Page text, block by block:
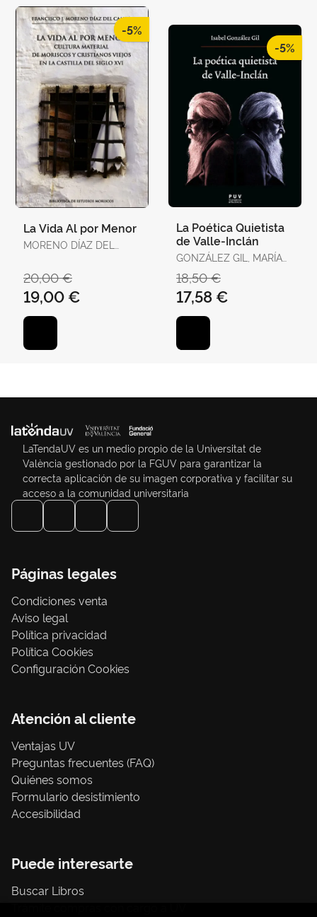
-5%
La Vida Al por Menor
MORENO DÍAZ DEL
20,00 €
19,00 €
-5%
La Poética Quietista
de Valle-Inclán
GONZÁLEZ GIL, MARÍA
18,50 €
17,58 €
LaTendaUV es un medio propio de la Universitat de
València gestionado por la FGUV para garantizar la
correcta aplicación de su imagen corporativa y facilitar su
acceso a la comunidad universitaria
Páginas legales
Condiciones venta
Aviso legal
Política privacidad
Política Cookies
Configuración Cookies
Atención al cliente
Ventajas UV
Preguntas frecuentes (FAQ)
Quiénes somos
Formulario desistimiento
Accesibilidad
Puede interesarte
Buscar Libros